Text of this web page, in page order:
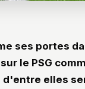
ses portes
le PSG
d'entre elles